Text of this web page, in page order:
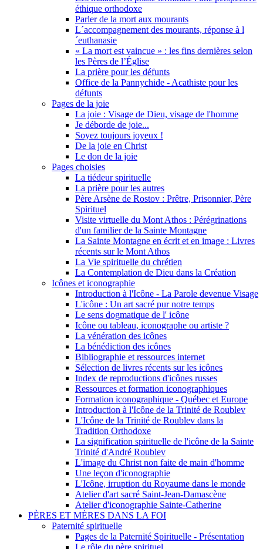
éthique orthodoxe
Parler de la mort aux mourants
L´accompagnement des mourants, réponse à l
´euthanasie
« La mort est vaincue » : les fins dernières selon
les Pères de l’Église
La prière pour les défunts
Office de la Pannychide - Acathiste pour les
défunts
Pages de la joie
La joie : Visage de Dieu, visage de l'homme
Je déborde de joie...
Soyez toujours joyeux !
De la joie en Christ
Le don de la joie
Pages choisies
La tiédeur spirituelle
La prière pour les autres
Père Arsène de Rostov : Prêtre, Prisonnier, Père
Spirituel
Visite virtuelle du Mont Athos : Pérégrinations
d'un familier de la Sainte Montagne
La Sainte Montagne en écrit et en image : Livres
récents sur le Mont Athos
La Vie spirituelle du chrétien
La Contemplation de Dieu dans la Création
Icônes et iconographie
Introduction à l'Icône - La Parole devenue Visage
L'icône : Un art sacré pur notre temps
Le sens dogmatique de l' icône
Icône ou tableau, iconographe ou artiste ?
La vénération des icônes
La bénédiction des icônes
Bibliographie et ressources internet
Sélection de livres récents sur les icônes
Index de reproductions d'icônes russes
Ressources et formation iconographiques
Formation iconographique - Québec et Europe
Introduction à l'Icône de la Trinité de Roublev
L'Icône de la Trinité de Roublev dans la
Tradition Orthodoxe
La signification spirituelle de l'icône de la Sainte
Trinité d'André Roublev
L'image du Christ non faite de main d'homme
Une leçon d'iconographie
L'Icône, irruption du Royaume dans le monde
Atelier d'art sacré Saint-Jean-Damascène
Atelier d'iconographie Sainte-Catherine
PÈRES ET MÈRES DANS LA FOI
Paternité spirituelle
Pages de la Paternité Spirituelle - Présentation
Le rôle du père spirituel